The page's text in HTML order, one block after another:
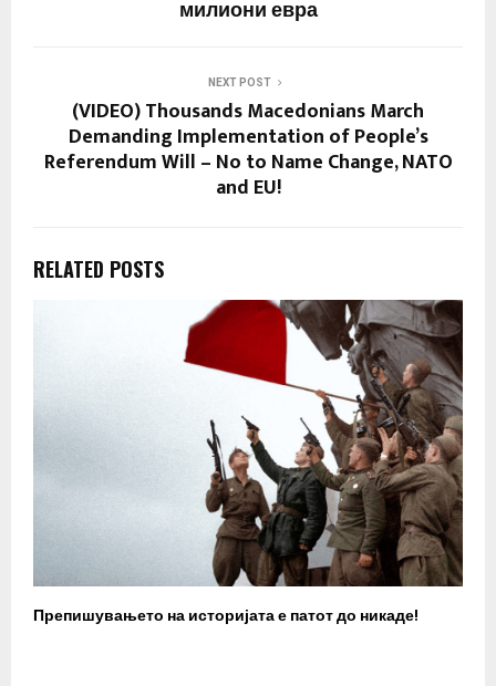
милиони евра
NEXT POST
(VIDEO) Thousands Macedonians March
Demanding Implementation of People’s
Referendum Will – No to Name Change, NATO
and EU!
RELATED POSTS
Препишувањето на историјата е патот до никаде!